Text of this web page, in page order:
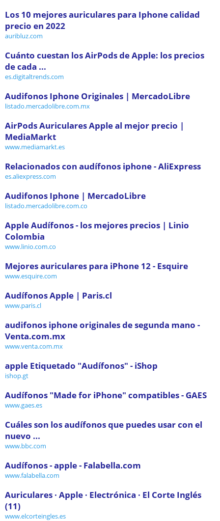
Los 10 mejores auriculares para Iphone calidad
precio en 2022
auribluz.com
Cuánto cuestan los AirPods de Apple: los precios
de cada ...
es.digitaltrends.com
Audifonos Iphone Originales | MercadoLibre
listado.mercadolibre.com.mx
AirPods Auriculares Apple al mejor precio |
MediaMarkt
www.mediamarkt.es
Relacionados con audífonos iphone - AliExpress
es.aliexpress.com
Audifonos Iphone | MercadoLibre
listado.mercadolibre.com.co
Apple Audífonos - los mejores precios | Linio
Colombia
www.linio.com.co
Mejores auriculares para iPhone 12 - Esquire
www.esquire.com
Audífonos Apple | Paris.cl
www.paris.cl
audifonos iphone originales de segunda mano -
Venta.com.mx
www.venta.com.mx
apple Etiquetado "Audífonos" - iShop
ishop.gt
Audífonos "Made for iPhone" compatibles - GAES
www.gaes.es
Cuáles son los audífonos que puedes usar con el
nuevo ...
www.bbc.com
Audífonos - apple - Falabella.com
www.falabella.com
Auriculares · Apple · Electrónica · El Corte Inglés
(11)
www.elcorteingles.es